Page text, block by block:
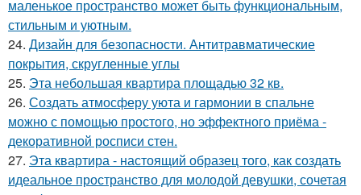
маленькое пространство может быть функциональным,
стильным и уютным.
24. Дизайн для безопасности. Антитравматические
покрытия, скругленные углы
25. Эта небольшая квартира площадью 32 кв.
26. Создать атмосферу уюта и гармонии в спальне
можно с помощью простого, но эффектного приёма -
декоративной росписи стен.
27. Эта квартира - настоящий образец того, как создать
идеальное пространство для молодой девушки, сочетая